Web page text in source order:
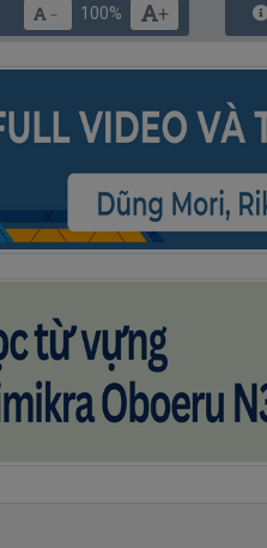
－ 100% +